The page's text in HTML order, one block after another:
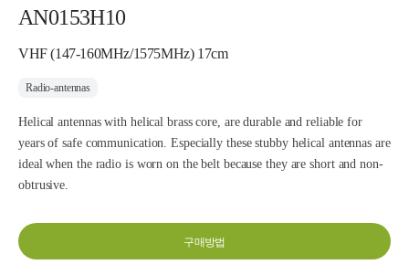
AN0153H10
VHF (147-160MHz/1575MHz) 17cm
Radio-antennas
Helical antennas with helical brass core, are durable and reliable for
years of safe communication. Especially these stubby helical antennas are
ideal when the radio is worn on the belt because they are short and non-
obtrusive.
구매방법